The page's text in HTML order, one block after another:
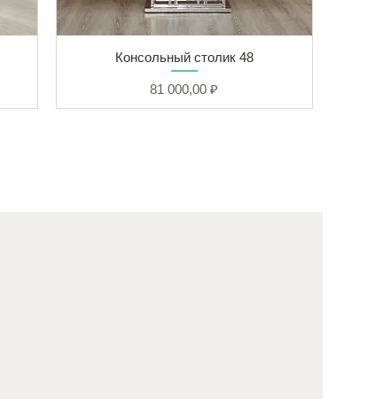
Консольный столик 48
Цена
81 000,00 ₽